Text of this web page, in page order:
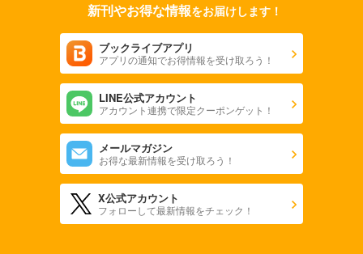
新刊やお得な情報をお届けします！
ブックライブアプリ
アプリの通知でお得情報を受け取ろう！
LINE公式アカウント
アカウント連携で限定クーポンゲット！
メールマガジン
お得な最新情報を受け取ろう！
X公式アカウント
フォローして最新情報をチェック！